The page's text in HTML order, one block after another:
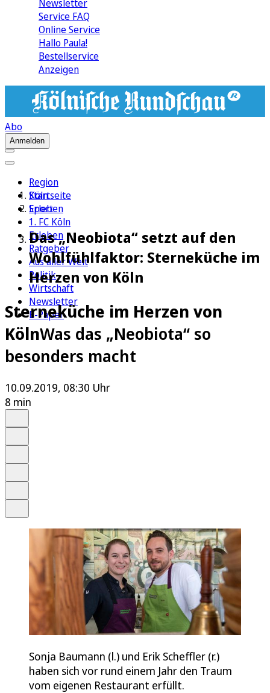
Newsletter
Service FAQ
Online Service
Hallo Paula!
Bestellservice
Anzeigen
Abo
Anmelden
Region
Köln
Sport
1. FC Köln
Erleben
Ratgeber
Aus aller Welt
Politik
Wirtschaft
Newsletter
E-Paper
Startseite
Erleben
Das „Neobiota“ setzt auf den
Wohlfühlfaktor: Sterneküche im
Herzen von Köln
Sterneküche im Herzen von
KölnWas das „Neobiota“ so
besonders macht
10.09.2019, 08:30 Uhr
8 min
Sonja Baumann (l.) und Erik Scheffler (r.)
haben sich vor rund einem Jahr den Traum
vom eigenen Restaurant erfüllt.